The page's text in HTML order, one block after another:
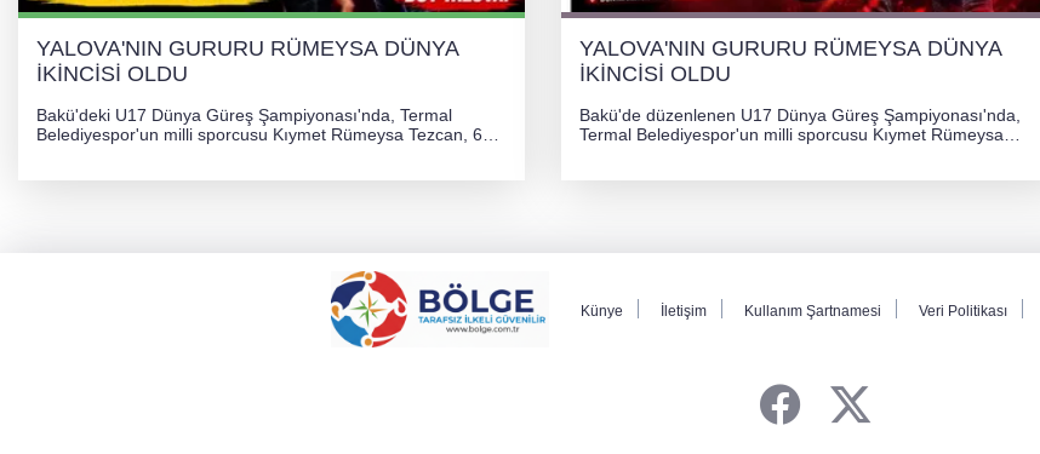
YALOVA'NIN GURURU RÜMEYSA DÜNYA
İKİNCİSİ OLDU
Bakü'deki U17 Dünya Güreş Şampiyonası'nda, Termal
Belediyespor'un milli sporcusu Kıymet Rümeysa Tezcan, 69
YALOVA'NIN GURURU RÜMEYSA DÜNYA
İKİNCİSİ OLDU
Bakü'de düzenlenen U17 Dünya Güreş Şampiyonası'nda,
Termal Belediyespor'un milli sporcusu Kıymet Rümeysa
Künye İletişim Kullanım Şartnamesi Veri Politikası